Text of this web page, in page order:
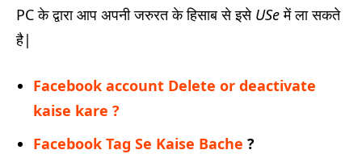
PC के द्वारा आप अपनी जरुरत के हिसाब से इसे USeमें ला सकते
है|
Facebook account Delete or deactivate
kaise kare ?
Facebook Tag Se Kaise Bache ?